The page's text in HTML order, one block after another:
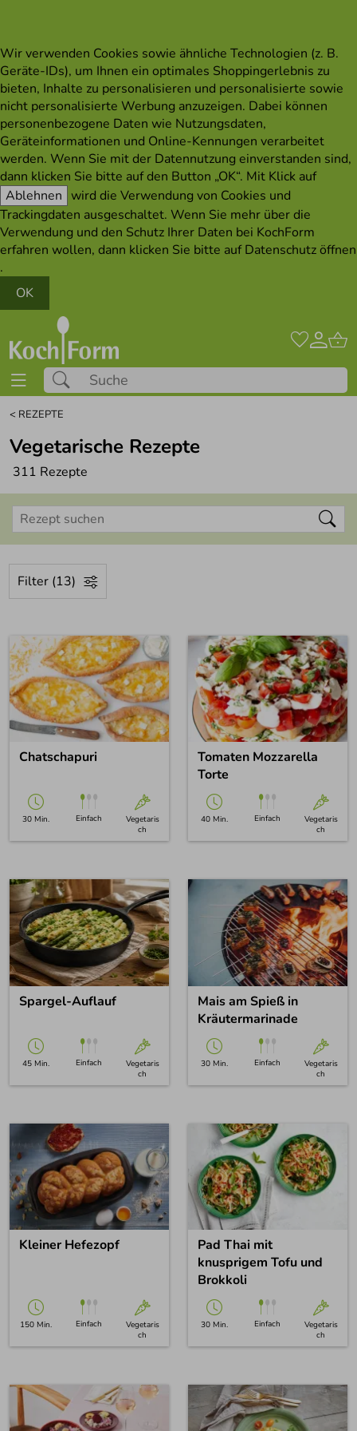
Wir verwenden Cookies sowie ähnliche Technologien (z. B.
Geräte-IDs), um Ihnen ein optimales Shoppingerlebnis zu
bieten, Inhalte zu personalisieren und personalisierte sowie
nicht personalisierte Werbung anzuzeigen. Dabei können
personenbezogene Daten wie Nutzungsdaten,
Geräteinformationen und Online-Kennungen verarbeitet
werden. Wenn Sie mit der Datennutzung einverstanden sind,
dann klicken Sie bitte auf den Button „OK“. Mit Klick auf
Ablehnen wird die Verwendung von Cookies und
Trackingdaten ausgeschaltet. Wenn Sie mehr über die
Verwendung und den Schutz Ihrer Daten bei KochForm
erfahren wollen, dann klicken Sie bitte aufDatenschutz öffnen
.
OK
< REZEPTE
Vegetarische Rezepte
311 Rezepte
Rezept suchen
Filter (13)
Chatschapuri
30 Min. Einfach
Vegetaris
ch
Tomaten Mozzarella
Torte
40 Min. Einfach
Vegetaris
ch
Spargel-Auflauf
45 Min. Einfach
Vegetaris
ch
Mais am Spieß in
Kräutermarinade
30 Min. Einfach
Vegetaris
ch
Kleiner Hefezopf
150 Min. Einfach
Vegetaris
ch
Pad Thai mit
knusprigem Tofu und
Brokkoli
30 Min. Einfach
Vegetaris
ch